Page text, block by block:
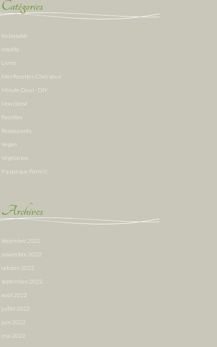
Catégories
Inclassable
Insolite
Livres
Mes Recettes Chez Vous
Minute Deco - DIY
Non classé
Recettes
Restaurants
Vegan
Végétarien
Y a pas que Paris !!!
Archives
décembre 2022
novembre 2022
octobre 2022
septembre 2022
août 2022
juillet 2022
juin 2022
mai 2022